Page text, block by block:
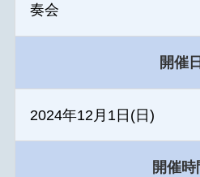
奏会
開催日
2024年12月1日(日)
開催時